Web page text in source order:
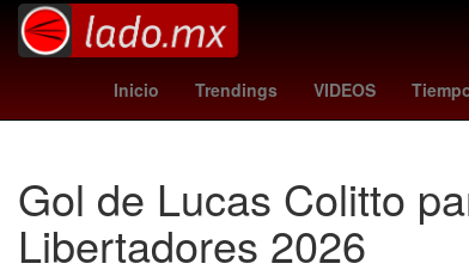
Inicio Trendings VIDEOS
federico viñas Licencia
Gol de Lucas Colitto
Libertadores 2026